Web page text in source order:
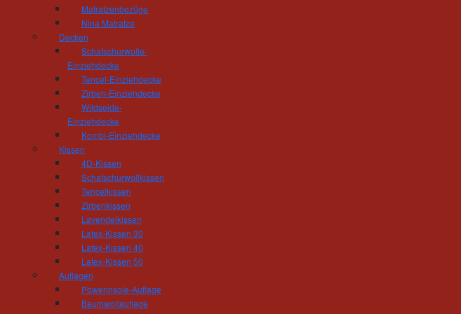
Matratzenbezüge
Nina Matratze
Decken
Schafschurwolle-
Einziehdecke
Tencel-Einziehdecke
Zirben-Einziehdecke
Wildseide-
Einziehdecke
Kombi-Einziehdecke
Kissen
4D-Kissen
Schafschurwollkissen
Tencelkissen
Zirbenkissen
Lavendelkissen
Latex-Kissen 30
Latex-Kissen 40
Latex-Kissen 50
Auflagen
Powerinsole-Auflage
Baumwollauflage
Tischlerei und Treppenbau Hösel
Inhaber Gert Hösel
09212 Limbach-Oberfrohna
Fax: 03722 - 85 150
mail(at)tischlerei-hoesel.de
Montag - Donnerstag 10.00 - 18.00 Uhr
und nach Vereinbarung
Öffnungszeiten Werkstatt:
Montag - Donnerstag 06.30 - 16.00 Uhr
Freitag 06:30 - 14:00 Uhr